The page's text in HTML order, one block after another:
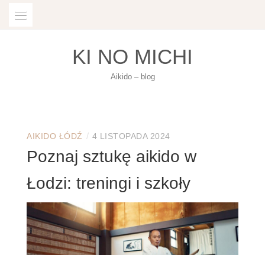
KI NO MICHI
Aikido – blog
AIKIDO ŁÓDŹ / 4 LISTOPADA 2024
Poznaj sztukę aikido w
Łodzi: treningi i szkoły